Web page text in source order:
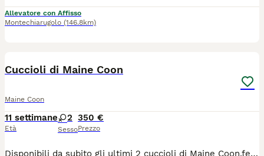
Allevatore con Affisso
Montechiarugolo (146.8km)
Cuccioli di Maine Coon
Maine Coon
11 settimane
Età
2
Sesso
350 €
Prezzo
Disponibili da subito gli ultimi 2 cuccioli di Maine Coon,femmine di 2 mesi già compiuti,nate ed allevate in famiglia con tanto amore e dedizione, ottimo carattere, estremamente affettuose,abituate all' uso della lettiera e il tiragraffi,visitate dal veterinario con doppia sverminazione e profiassi antiparassitaria esterna.per maggiori informazioni contattatemi tramite WhatsApp al 3889944741